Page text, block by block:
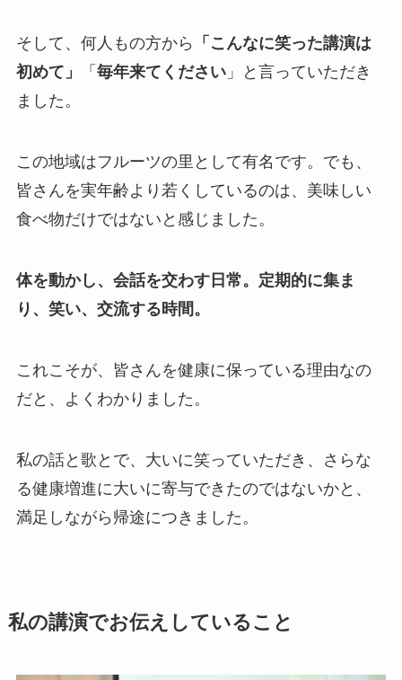
そして、何人もの方から
「こんなに笑った講演は
初めて」
「 毎年来てください」と言っていただき
ました。
この地域はフルーツの里として有名です。でも、
皆さんを実年齢より若くしているのは、美味しい
食べ物だけではないと感じました。
体を動かし、会話を交わす日常。定期的に集ま
り、笑い、交流する時間。
これこそが、皆さんを健康に保っている理由なの
だと、よくわかりました。
私の話と歌とで、大いに笑っていただき、さらな
る健康増進に大いに寄与できたのではないかと、
満足しながら帰途につきました。
私の講演でお伝えしていること